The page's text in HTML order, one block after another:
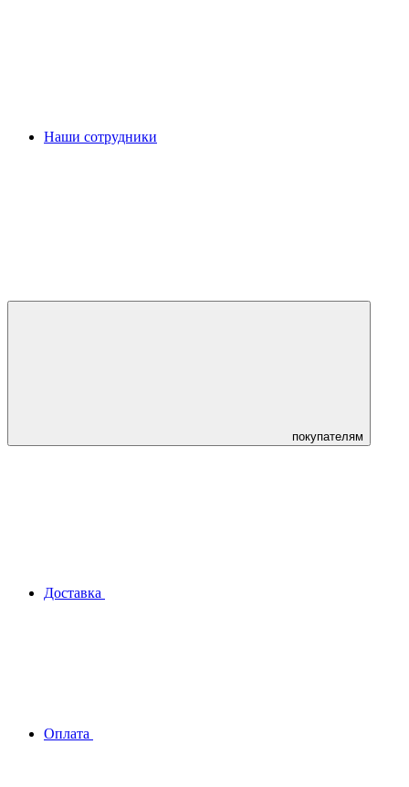
Наши сотрудники
покупателям
Доставка
Оплата